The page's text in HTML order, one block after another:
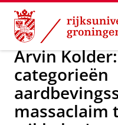
Skip
Content
Skip
Navigation
Over ons Actueel
Arvin
categorieën
massaclaim